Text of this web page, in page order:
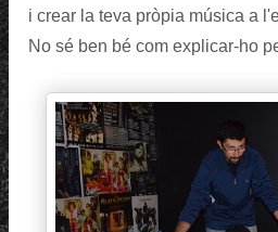
i crear la teva pròpia música a
No sé ben bé com explicar-ho